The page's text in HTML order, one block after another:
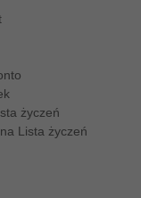
życzeń
Lista życzeń